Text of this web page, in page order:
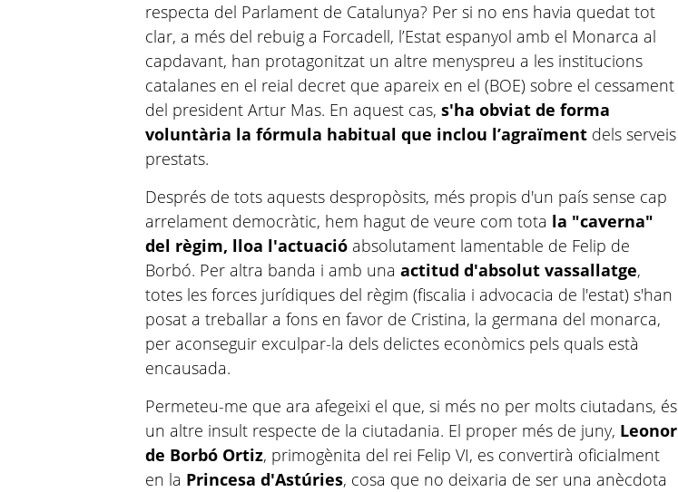
respecta del Parlament de Catalunya? Per si no ens havia quedat tot
clar, a més del rebuig a Forcadell, l’Estat espanyol amb el Monarca al
capdavant, han protagonitzat un altre menyspreu a les institucions
catalanes en el reial decret que apareix en el (BOE) sobre el cessament
del president Artur Mas. En aquest cas,s'ha obviat de forma
voluntària la fórmula habitual que inclou l’agraïment dels serveis
prestats.
Després de tots aquests despropòsits, més propis d'un país sense cap
arrelament democràtic, hem hagut de veure com tota la "caverna"
del règim, lloa l'actuació absolutament lamentable de Felip de
Borbó. Per altra banda i amb unaactitud d'absolut vassallatge,
totes les forces jurídiques del règim (fiscalia i advocacia de l'estat) s'han
posat a treballar a fons en favor de Cristina, la germana del monarca,
per aconseguir exculpar-la dels delictes econòmics pels quals està
encausada.
Permeteu-me que ara afegeixi el que, si més no per molts ciutadans, és
un altre insult respecte de la ciutadania. El proper més de juny, Leonor
de Borbó Ortiz, primogènita del rei Felip VI, es convertirà oficialment
en la Princesa d'Astúries, cosa que no deixaria de ser una anècdota